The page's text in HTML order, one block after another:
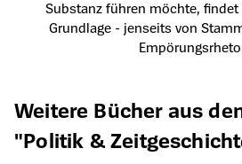
Substanz führen möchte,
Grundlage - jenseits von
Produktgalerie überspringen
Weitere Bücher aus
"Politik &